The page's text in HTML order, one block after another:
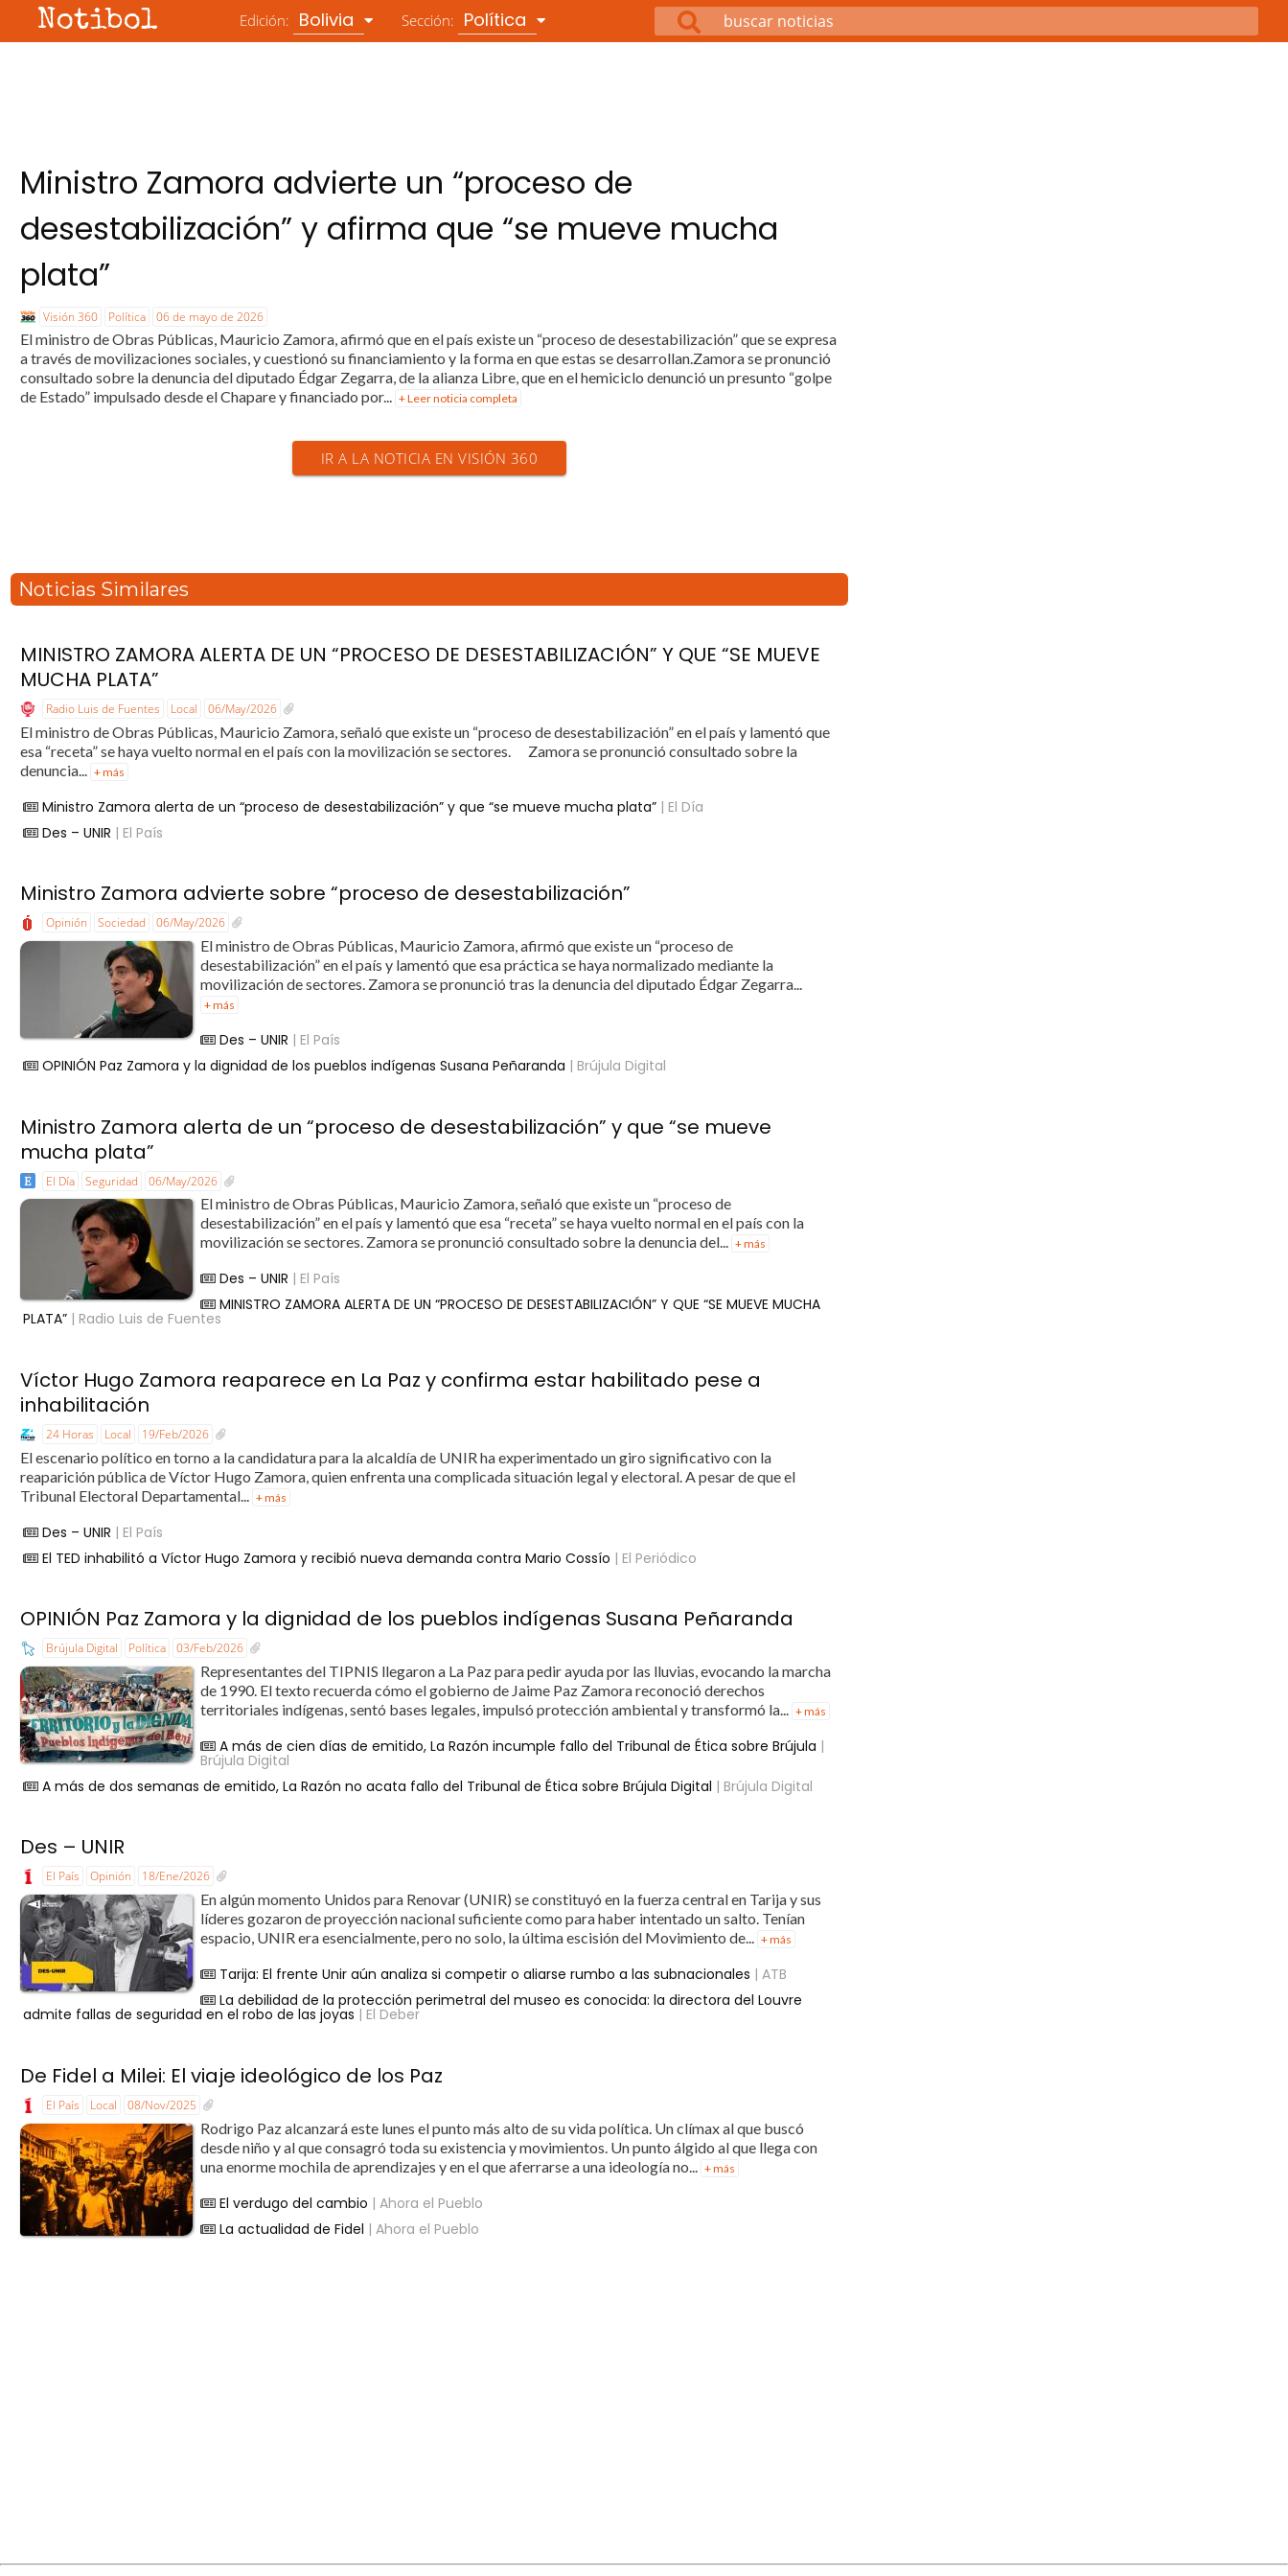
Notibol Edición: Bolivia Sección: Política
Ministro Zamora advierte un “proceso de
desestabilización” y afirma que “se mueve mucha
plata”
Visión 360 Política 06 de mayo de 2026
El ministro de Obras Públicas, Mauricio Zamora, afirmó que en el país existe un “proceso de desestabilización” que se expresa
a través de movilizaciones sociales, y cuestionó su financiamiento y la forma en que estas se desarrollan.Zamora se pronunció
consultado sobre la denuncia del diputado Édgar Zegarra, de la alianza Libre, que en el hemiciclo denunció un presunto “golpe
de Estado” impulsado desde el Chapare y financiado por... + Leer noticia completa
IR A LA NOTICIA EN VISIÓN 360
Noticias Similares
MINISTRO ZAMORA ALERTA DE UN “PROCESO DE DESESTABILIZACIÓN” Y QUE “SE MUEVE
MUCHA PLATA”
Radio Luis de Fuentes Local 06/May/2026
El ministro de Obras Públicas, Mauricio Zamora, señaló que existe un “proceso de desestabilización” en el país y lamentó que
esa “receta” se haya vuelto normal en el país con la movilización se sectores. Zamora se pronunció consultado sobre la
denuncia...
+ más
Ministro Zamora alerta de un “proceso de desestabilización” y que “se mueve mucha plata” | El Día
Des – UNIR | El País
Ministro Zamora advierte sobre “proceso de desestabilización”
Opinión Sociedad 06/May/2026
El ministro de Obras Públicas, Mauricio Zamora, afirmó que existe un “proceso de
desestabilización” en el país y lamentó que esa práctica se haya normalizado mediante la
movilización de sectores. Zamora se pronunció tras la denuncia del diputado Édgar Zegarra...
+ más
Des – UNIR | El País
OPINIÓN Paz Zamora y la dignidad de los pueblos indígenas Susana Peñaranda | Brújula Digital
Ministro Zamora alerta de un “proceso de desestabilización” y que “se mueve
mucha plata”
El Día Seguridad 06/May/2026
El ministro de Obras Públicas, Mauricio Zamora, señaló que existe un “proceso de
desestabilización” en el país y lamentó que esa “receta” se haya vuelto normal en el país con la
movilización se sectores. Zamora se pronunció consultado sobre la denuncia del... + más
Des – UNIR | El País
MINISTRO ZAMORA ALERTA DE UN “PROCESO DE DESESTABILIZACIÓN” Y QUE “SE MUEVE MUCHA
PLATA” | Radio Luis de Fuentes
Víctor Hugo Zamora reaparece en La Paz y confirma estar habilitado pese a
inhabilitación
24 Horas Local 19/Feb/2026
El escenario político en torno a la candidatura para la alcaldía de UNIR ha experimentado un giro significativo con la
reaparición pública de Víctor Hugo Zamora, quien enfrenta una complicada situación legal y electoral. A pesar de que el
Tribunal Electoral Departamental...
+ más
Des – UNIR | El País
El TED inhabilitó a Víctor Hugo Zamora y recibió nueva demanda contra Mario Cossío | El Periódico
OPINIÓN Paz Zamora y la dignidad de los pueblos indígenas Susana Peñaranda
Brújula Digital Política 03/Feb/2026
Representantes del TIPNIS llegaron a La Paz para pedir ayuda por las lluvias, evocando la marcha
de 1990. El texto recuerda cómo el gobierno de Jaime Paz Zamora reconoció derechos
territoriales indígenas, sentó bases legales, impulsó protección ambiental y transformó la... + más
A más de cien días de emitido, La Razón incumple fallo del Tribunal de Ética sobre Brújula |
Brújula Digital
A más de dos semanas de emitido, La Razón no acata fallo del Tribunal de Ética sobre Brújula Digital | Brújula Digital
Des – UNIR
El País Opinión 18/Ene/2026
En algún momento Unidos para Renovar (UNIR) se constituyó en la fuerza central en Tarija y sus
líderes gozaron de proyección nacional suficiente como para haber intentado un salto. Tenían
espacio, UNIR era esencialmente, pero no solo, la última escisión del Movimiento de... + más
Tarija: El frente Unir aún analiza si competir o aliarse rumbo a las subnacionales | ATB
La debilidad de la protección perimetral del museo es conocida: la directora del Louvre
admite fallas de seguridad en el robo de las joyas | El Deber
De Fidel a Milei: El viaje ideológico de los Paz
El País Local 08/Nov/2025
Rodrigo Paz alcanzará este lunes el punto más alto de su vida política. Un clímax al que buscó
desde niño y al que consagró toda su existencia y movimientos. Un punto álgido al que llega con
una enorme mochila de aprendizajes y en el que aferrarse a una ideología no...
+ más
El verdugo del cambio | Ahora el Pueblo
La actualidad de Fidel | Ahora el Pueblo